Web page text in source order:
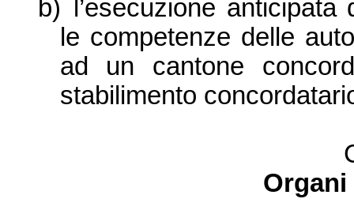
b)
l’esecuzione
le competenze delle
ad un cantone
stabilimento